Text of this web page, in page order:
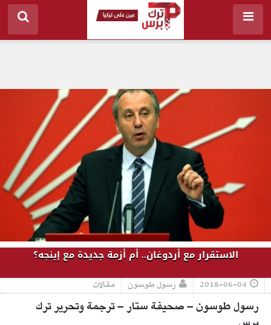
الاستقرار مع أردوغان.. أم أزمة جديدة مع إينجه؟
2018-06-04 رسول طوسون مقالات
رسول طوسون – صحيفة ستار – ترجمة وتحرير ترك